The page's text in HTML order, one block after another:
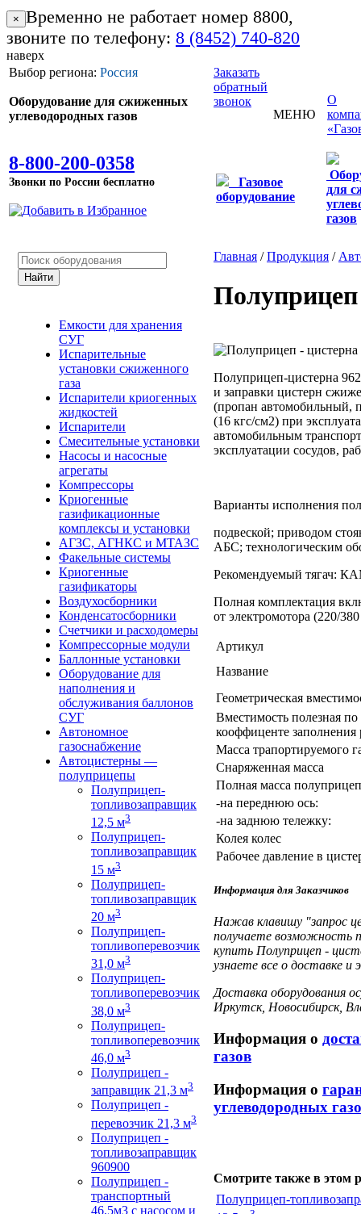
× Временно не работает номер 8800,
звоните по телефону: 8 (8452) 740-820
наверх
Выбор региона: Россия
Оборудование для сжиженных
углеводородных газов
8-800-200-0358
Звонки по России бесплатно
Заказать
обратный
звонок
МЕНЮ
О
Газовое
оборудование
для
газов
Емкости для хранения
СУГ
Испарительные
установки сжиженного
газа
Испарители криогенных
жидкостей
Испарители
Смесительные установки
Насосы и насосные
агрегаты
Компрессоры
Криогенные
газификационные
комплексы и установки
АГЗС, АГНКС и МТАЗС
Факельные системы
Криогенные
газификаторы
Воздухосборники
Конденсатосборники
Счетчики и расходомеры
Компрессорные модули
Баллонные установки
Оборудование для
наполнения и
обслуживания баллонов
СУГ
Автономное
газоснабжение
Автоцистерны —
полуприцепы
Полуприцеп-
топливозаправщик
12,5 м3
Полуприцеп-
топливозаправщик
15 м3
Полуприцеп-
топливозаправщик
20 м3
Полуприцеп-
топливоперевозчик
31,0 м3
Полуприцеп-
топливоперевозчик
38,0 м3
Полуприцеп-
топливоперевозчик
46,0 м3
Полуприцеп -
заправщик 21,3 м3
Полуприцеп -
перевозчик 21,3 м3
Полуприцеп -
топливозаправщик
960900
Полуприцеп -
транспортный
46,5м3 с насосом и
Главная /Продукция /
Полуприцеп
Полуприцеп-цистерна
и заправки цистерн
(пропан автомобильный,
(16 кгс/см2) при
автомобильным
эксплуатации сосудов,
Варианты исполнения
подвеской; приводом
АБС; технологическим
Рекомендуемый тягач:
Полная комплектация
от электромотора (220/
Артикул
Название
Геометрическая
Вместимость полезная по
кооффиценте заполнения
Масса трапортируемого
Снаряженная масса
Полная масса
-на переднюю ось:
-на заднюю тележку:
Колея колес
Рабочее давление в
Информация для Заказчиков
Нажав клавишу "запрос
получаете возможность
купить Полуприцеп -
узнаете все о доставке и
Доставка оборудования
Иркутск, Новосибирск,
Информация о
газов
Информация о
углеводородных
Смотрите также в этом
Полуприцеп-